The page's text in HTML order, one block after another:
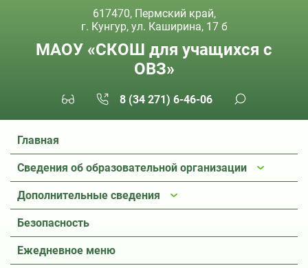
617470, Пермский край,
г. Кунгур, ул. Каширина, 17 б
МАОУ «СКОШ для учащихся с
ОВЗ»
8 (34 271) 6-46-06
Главная
Сведения об образовательной организации
Дополнительные сведения
Безопасность
Ежедневное меню